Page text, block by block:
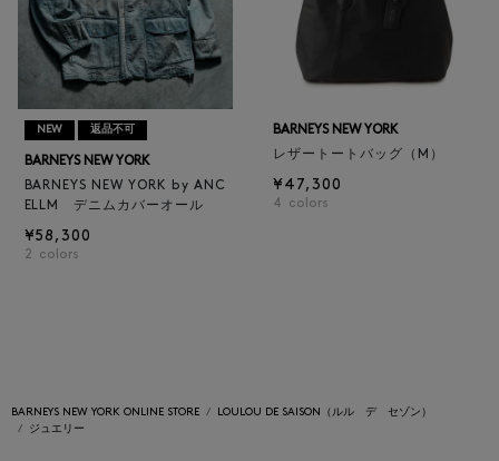
NEW 返品不可
BARNEYS NEW YORK
BARNEYS NEW YORK by ANC
ELLM デニムカバーオール
¥58,300
2 colors
BARNEYS NEW YORK
レザートートバッグ（M）
¥47,300
4 colors
BARNEYS NEW YORK ONLINE STORE
LOULOU DE SAISON（ルル デ セゾン）
ジュエリー